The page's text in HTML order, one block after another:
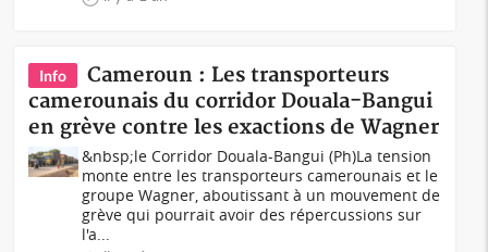
Info
Cameroun : Les transporteurs
camerounais du corridor Douala-Bangui
en grève contre les exactions de Wagner
&nbsp;le Corridor Douala-Bangui (Ph)La tension
monte entre les transporteurs camerounais et le
groupe Wagner, aboutissant à un mouvement de
grève qui pourrait avoir des répercussions sur
l'a...